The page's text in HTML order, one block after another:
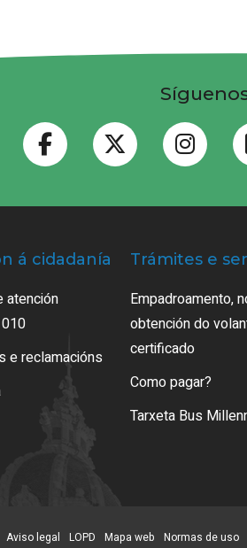
á cidadanía
atención
e reclamacións
Trámites e
Empadroamento,
obtención do
certificado
Como pagar?
Tarxeta Bus
Aviso legal LOPD Mapa web Normas de uso